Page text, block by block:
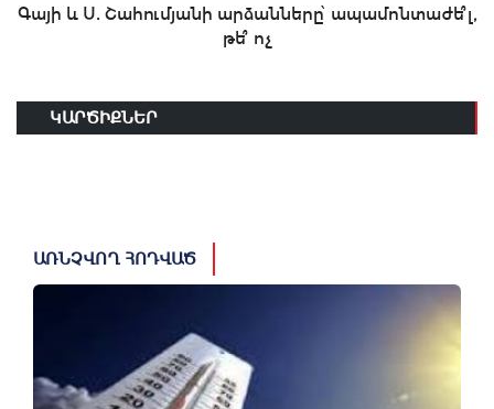
Գայի և Ս. Շահումյանի արձանները՝ ապամոնտաժե՞լ,
թե՞ ոչ
ԿԱՐԾԻՔՆԵՐ
ԱՌՆՉՎՈՂ ՀՈԴՎԱԾ